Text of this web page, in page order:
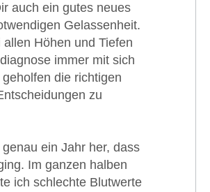
auch ein gutes neues
Gelassenheit.
Höhen und Tiefen
immer mit sich
die richtigen
zu
ein Jahr her, dass
Im ganzen halben
ich schlechte Blutwerte